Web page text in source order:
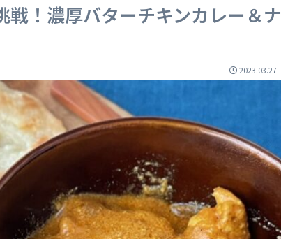
！濃厚バターチキンカレー＆ナ
2023.03.27